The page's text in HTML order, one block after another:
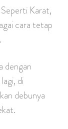
Karat,
cara tetap
dengan
di
debunya